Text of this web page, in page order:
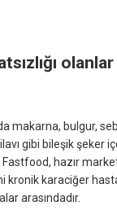
makarna, bulgur,
gibi bileşik şeker
Fastfood, hazır
kronik karaciğer
arasındadır.